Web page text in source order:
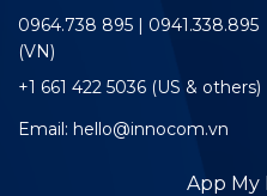
0964.738 895 | 0941.338.895
(VN)
+1 661 422 5036 (US & others)
Email: hello@innocom.vn
App My